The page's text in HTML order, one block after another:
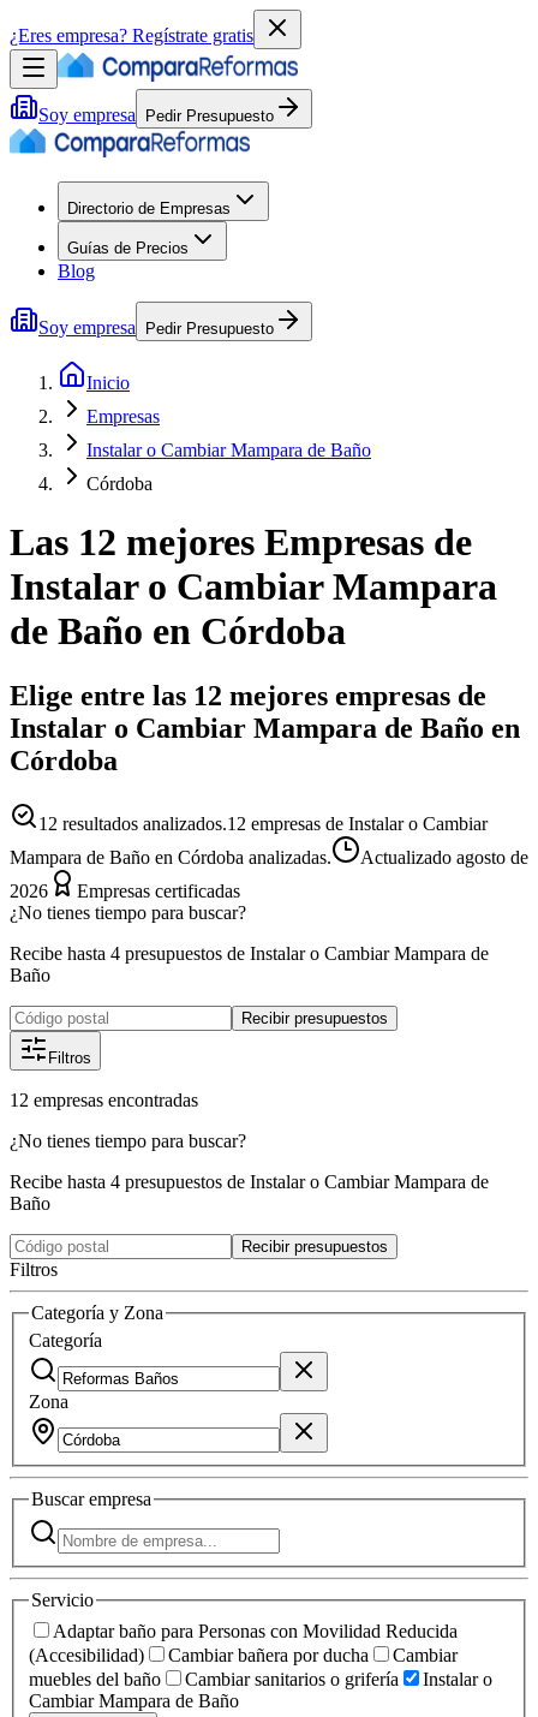
¿Eres empresa? Regístrate gratis
Soy empresa Pedir Presupuesto
Directorio de Empresas
Guías de Precios
Blog
Soy empresa Pedir Presupuesto
Inicio
Empresas
Instalar o Cambiar Mampara de Baño
Córdoba
Las 12 mejores Empresas de
Instalar o Cambiar Mampara
de Baño en Córdoba
Elige entre las 12 mejores empresas de
Instalar o Cambiar Mampara de Baño en
Córdoba
12 resultados analizados.12 empresas de Instalar o Cambiar
Mampara de Baño en Córdoba analizadas.
Actualizado agosto de
2026
Empresas certificadas
¿No tienes tiempo para buscar?
Recibe hasta 4 presupuestos de Instalar o Cambiar Mampara de
Baño
Recibir presupuestos
Filtros
12 empresas encontradas
¿No tienes tiempo para buscar?
Recibe hasta 4 presupuestos de Instalar o Cambiar Mampara de
Baño
Recibir presupuestos
Filtros
Categoría y Zona
Categoría
Zona
Buscarempresa
Servicio
Adaptar baño para Personas con Movilidad Reducida
(Accesibilidad)
Cambiar bañera por ducha
Cambiar
muebles del baño
Cambiar sanitarios o grifería
Instalar o
Cambiar Mampara de Baño